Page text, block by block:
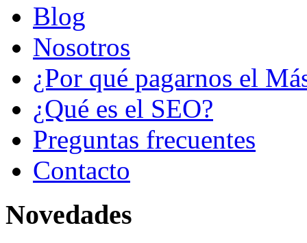
Blog
Nosotros
¿Por qué pagarnos el
¿Qué es el SEO?
Preguntas frecuentes
Contacto
Novedades